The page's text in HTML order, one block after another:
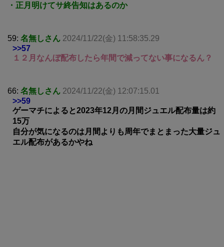
・正月明けてサ終告知はあるのか
59: 名無しさん 2024/11/22(金) 11:58:35.29
>>57
１２月なんぼ配布したら年間で減ってない事になるん？
66: 名無しさん 2024/11/22(金) 12:07:15.01
>>59
ゲーマチによると2023年12月の月間ジュエル配布量は約
15万
自分が気になるのは月間よりも周年でまとまった大量ジュ
エル配布があるかやね